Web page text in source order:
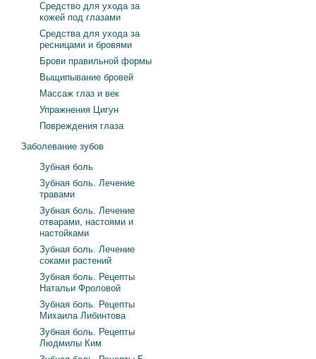
Средство для ухода за
кожей под глазами
Средства для ухода за
ресницами и бровями
Брови правильной формы
Выщипывание бровей
Массаж глаз и век
Упражнения Цигун
Повреждения глаза
Заболевание зубов
Зубная боль
Зубная боль. Лечение
травами
Зубная боль. Лечение
отварами, настоями и
настойками
Зубная боль. Лечение
соками растений
Зубная боль. Рецепты
Натальи Фроловой
Зубная боль. Рецепты
Михаила Либинтова
Зубная боль. Рецепты
Людмилы Ким